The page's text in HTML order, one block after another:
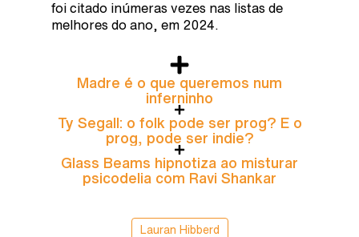
foi citado inúmeras vezes nas listas de
melhores do ano, em 2024.
Madre é o que queremos num
inferninho
Ty Segall: o folk pode ser prog? E o
prog, pode ser indie?
Glass Beams hipnotiza ao misturar
psicodelia com Ravi Shankar
Lauran Hibberd